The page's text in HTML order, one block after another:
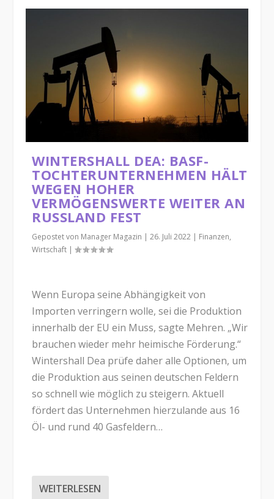
WINTERSHALL DEA: BASF-
TOCHTERUNTERNEHMEN HÄLT
WEGEN HOHER
VERMÖGENSWERTE WEITER AN
RUSSLAND FEST
Gepostet von Manager Magazin |26. Juli 2022 | Finanzen,
Wirtschaft |
Wenn Europa seine Abhängigkeit von
Importen verringern wolle, sei die Produktion
innerhalb der EU ein Muss, sagte Mehren. „Wir
brauchen wieder mehr heimische Förderung.“
Wintershall Dea prüfe daher alle Optionen, um
die Produktion aus seinen deutschen Feldern
so schnell wie möglich zu steigern. Aktuell
fördert das Unternehmen hierzulande aus 16
Öl- und rund 40 Gasfeldern…
WEITERLESEN